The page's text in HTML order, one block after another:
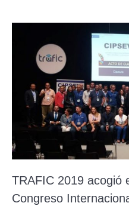
TRAFIC 2019 acogió
Congreso